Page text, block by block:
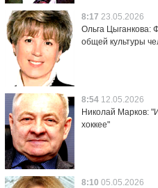
8:17 23.05.2026
Ольга Цыганкова:
общей культуры
8:54 12.05.2026
Николай Марков:
хоккее"
8:10 05.05.2026